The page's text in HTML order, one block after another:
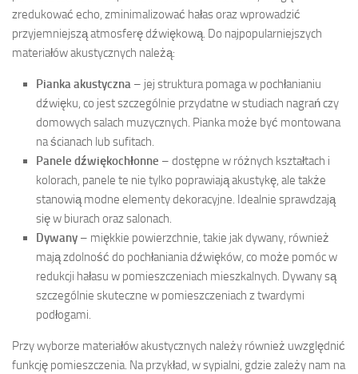
zredukować echo, zminimalizować hałas oraz wprowadzić
przyjemniejszą atmosferę dźwiękową. Do najpopularniejszych
materiałów akustycznych należą:
Pianka akustyczna – jej struktura pomaga w pochłanianiu
dźwięku, co jest szczególnie przydatne w studiach nagrań czy
domowych salach muzycznych. Pianka może być montowana
na ścianach lub sufitach.
Panele dźwiękochłonne – dostępne w różnych kształtach i
kolorach, panele te nie tylko poprawiają akustykę, ale także
stanowią modne elementy dekoracyjne. Idealnie sprawdzają
się w biurach oraz salonach.
Dywany – miękkie powierzchnie, takie jak dywany, również
mają zdolność do pochłaniania dźwięków, co może pomóc w
redukcji hałasu w pomieszczeniach mieszkalnych. Dywany są
szczególnie skuteczne w pomieszczeniach z twardymi
podłogami.
Przy wyborze materiałów akustycznych należy również uwzględnić
funkcję pomieszczenia. Na przykład, w sypialni, gdzie zależy nam na